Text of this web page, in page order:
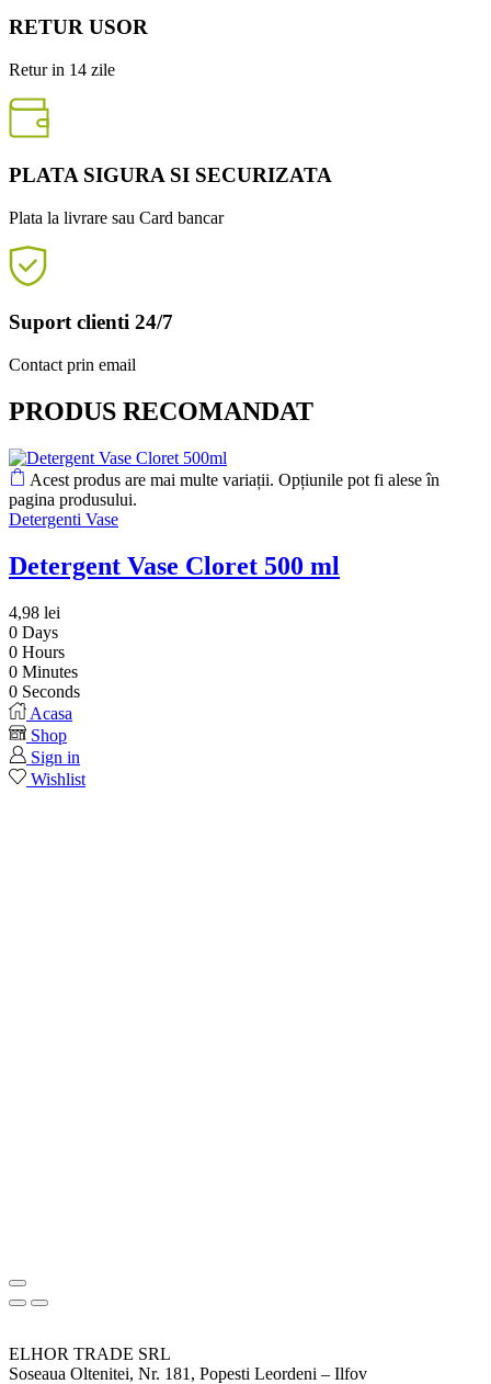
RETUR USOR
Retur in 14 zile
PLATA SIGURA SI SECURIZATA
Plata la livrare sau Card bancar
Suport clienti 24/7
Contact prin email
PRODUS RECOMANDAT
Acest produs are mai multe variații. Opțiunile pot fi alese în
pagina produsului.
Detergenti Vase
Detergent Vase Cloret 500 ml
4,98 lei
0 Days
0 Hours
0 Minutes
0 Seconds
Acasa
Shop
Sign in
Wishlist
ELHOR TRADE SRL
Soseaua Oltenitei, Nr. 181, Popesti Leordeni – Ilfov